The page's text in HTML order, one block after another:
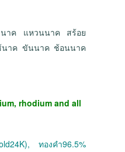
นาค แหวนนาค สร้อย
นาค ขันนาค ช้อนนาค
rhodium and all
ทองคำ96.5%